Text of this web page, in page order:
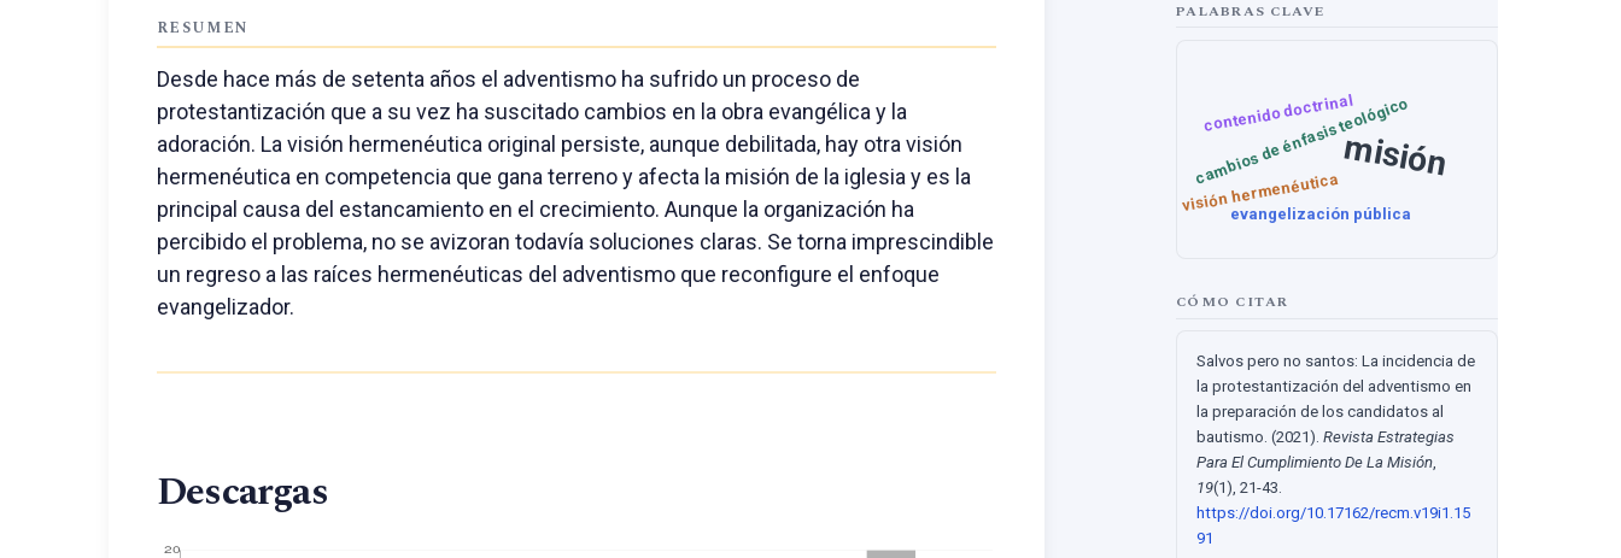
RESUMEN
Desde hace más de setenta años el adventismo ha sufrido un proceso de
protestantización que a su vez ha suscitado cambios en la obra evangélica y la
adoración. La visión hermenéutica original persiste, aunque debilitada, hay otra visión
hermenéutica en competencia que gana terreno y afecta la misión de la iglesia y es la
principal causa del estancamiento en el crecimiento. Aunque la organización ha
percibido el problema, no se avizoran todavía soluciones claras. Se torna imprescindible
un regreso a las raíces hermenéuticas del adventismo que reconfigure el enfoque
evangelizador.
Descargas
PALABRAS CLAVE
misión
visión hermenéutica
evangelización pública
cambios de énfasis teológico
contenido doctrinal
CÓMO CITAR
Salvos pero no santos: La incidencia de
la protestantización del adventismo en
la preparación de los candidatos al
bautismo. (2021). Revista Estrategias
Para El Cumplimiento De La Misión,
19(1), 21-43.
https://doi.org/10.17162/recm.v19i1.15
91